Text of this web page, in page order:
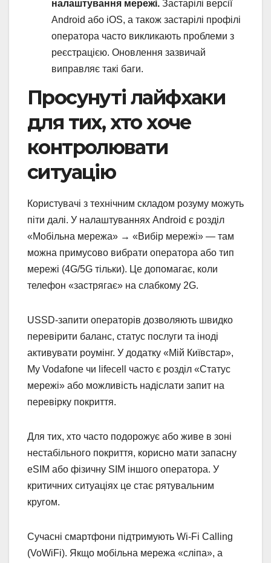
налаштування мережі. Застарілі версії
Android або iOS, а також застарілі профілі
оператора часто викликають проблеми з
реєстрацією. Оновлення зазвичай
виправляє такі баги.
Просунуті лайфхаки
для тих, хто хоче
контролювати
ситуацію
Користувачі з технічним складом розуму можуть
піти далі. У налаштуваннях Android є розділ
«Мобільна мережа» → «Вибір мережі» — там
можна примусово вибрати оператора або тип
мережі (4G/5G тільки). Це допомагає, коли
телефон «застрягає» на слабкому 2G.
USSD-запити операторів дозволяють швидко
перевірити баланс, статус послуги та іноді
активувати роумінг. У додатку «Мій Київстар»,
My Vodafone чи lifecell часто є розділ «Статус
мережі» або можливість надіслати запит на
перевірку покриття.
Для тих, хто часто подорожує або живе в зоні
нестабільного покриття, корисно мати запасну
eSIM або фізичну SIM іншого оператора. У
критичних ситуаціях це стає рятувальним
кругом.
Сучасні смартфони підтримують Wi-Fi Calling
(VoWiFi). Якщо мобільна мережа «сліпа», а